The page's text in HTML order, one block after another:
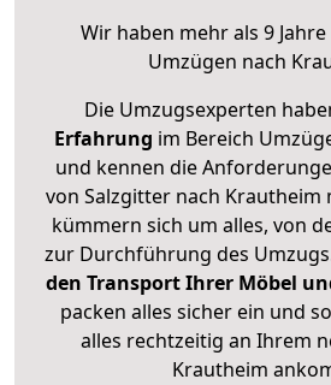
Wir haben mehr als 9
Umzügen nach
Die Umzugsexperten
Erfahrung im Bereich
und kennen die
von Salzgitter nach Krautheim
kümmern sich um alles, von
zur Durchführung des
den Transport Ihrer Möbel
packen alles sicher ein und
alles rechtzeitig an Ihrem
Krautheim